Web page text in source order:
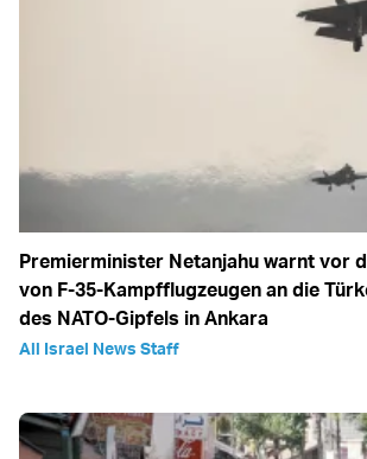
Premierminister Netanjahu warnt vor
von F-35-Kampfflugzeugen an die
des NATO-Gipfels in Ankara
All Israel News Staff